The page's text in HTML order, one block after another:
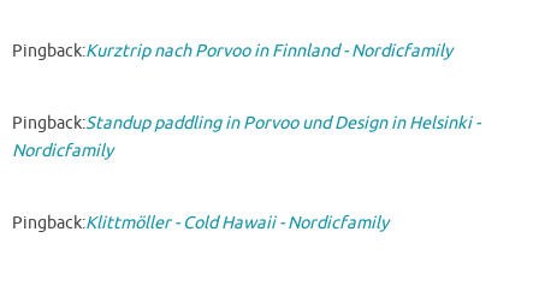
Pingback:Kurztrip nach Porvoo in Finnland - Nordicfamily
Pingback:Standup paddling in Porvoo und Design in Helsinki -
Nordicfamily
Pingback:Klittmöller - Cold Hawaii - Nordicfamily